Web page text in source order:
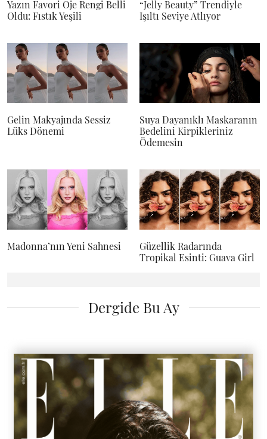
Yazın Favori Oje Rengi Belli
Oldu: Fıstık Yeşili
“Jelly Beauty” Trendiyle
Işıltı Seviye Atlıyor
Gelin Makyajında Sessiz
Lüks Dönemi
Suya Dayanıklı Maskaranın
Bedelini Kirpikleriniz
Ödemesin
Madonna’nın Yeni Sahnesi
Güzellik Radarında
Tropikal Esinti: Guava Girl
Dergide Bu Ay